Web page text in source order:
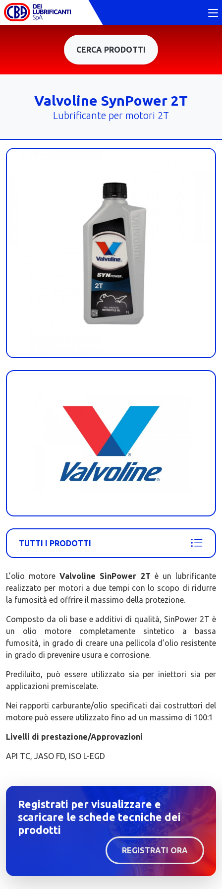
CERCA PRODOTTI
Valvoline SynPower 2T
Lubrificante per motori 2T
TUTTI I PRODOTTI
L’olio motoreValvoline SinPower 2T è un lubrificante
realizzato per motori a due tempi con lo scopo di ridurre
la fumosità ed offrire il massimo della protezione.
Composto da oli base e additivi di qualità, SinPower 2T è
un olio motore completamente sintetico a bassa
fumosità, in grado di creare una pellicola d’olio resistente
in grado di prevenire usura e corrosione.
Prediluito, può essere utilizzato sia per iniettori sia per
applicazioni premiscelate.
Nei rapporti carburante/olio specificati dai costruttori del
motore può essere utilizzato fino ad un massimo di 100:1
Livelli di prestazione/Approvazioni
API TC, JASO FD, ISO L-EGD
Registrati per visualizzare e
scaricare le schede tecniche dei
prodotti
REGISTRATI ORA